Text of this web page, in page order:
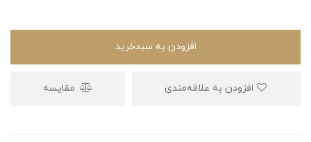
افزودن به سبدخرید
مقایسه